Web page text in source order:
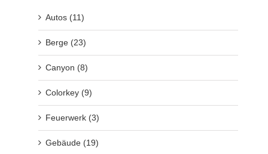
Autos (11)
Berge (23)
Canyon (8)
Colorkey (9)
Feuerwerk (3)
Gebäude (19)